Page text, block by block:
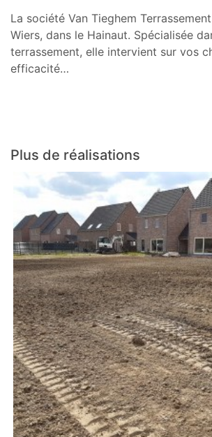
La société Van Tieghem
Wiers, dans le Hainaut. Spécialisée
terrassement, elle intervient sur vos
efficacité…
Plus de réalisations